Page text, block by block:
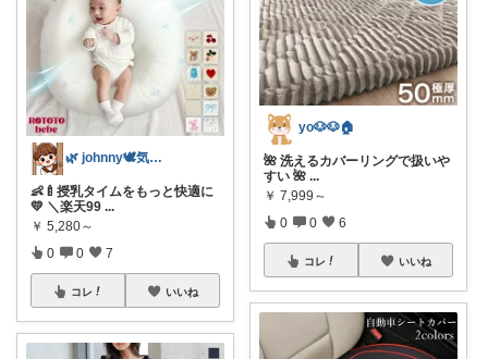
🌿 johnny🕊️気分が上がる育児
👶🍼授乳タイムをもっと快適に
💛 ＼楽天99 ...
￥ 5,280～
0 0 7
コレ いいね
yo🐶🐶🏠
🌺 洗えるカバーリングで扱いや
すい 🌺 ...
￥ 7,999～
0 0 6
コレ いいね